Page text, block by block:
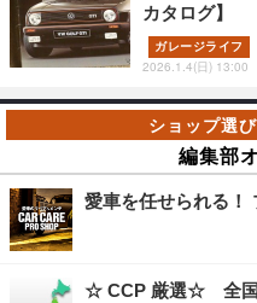
カタログ】
ガレージライフ
2026.1.4(日) 13:00
編集部
愛車を任せられる！
☆ CCP 厳選☆ 全国